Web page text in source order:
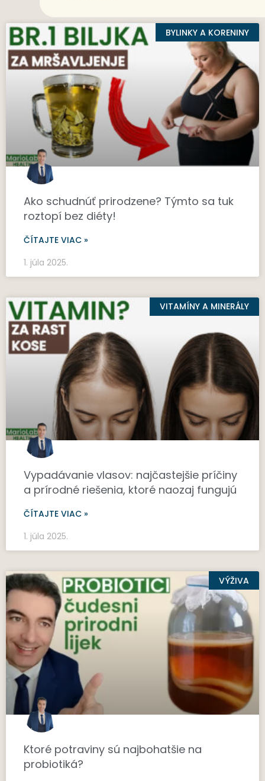
BYLINKY A KORENINY
Ako schudnúť prirodzene? Týmto sa tuk
roztopí bez diéty!
ČÍTAJTE VIAC »
1. júla 2025.
VITAMÍNY A MINERÁLY
Vypadávanie vlasov: najčastejšie príčiny
a prírodné riešenia, ktoré naozaj fungujú
ČÍTAJTE VIAC »
1. júla 2025.
VÝŽIVA
Ktoré potraviny sú najbohatšie na
probiotiká?